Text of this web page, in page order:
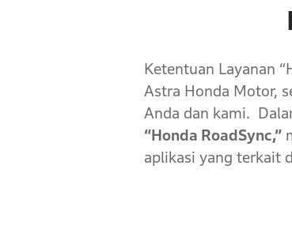
Ketentuan Layanan
Astra Honda Motor,
Anda dan kami.
“Honda RoadSync,”
aplikasi yang terkait